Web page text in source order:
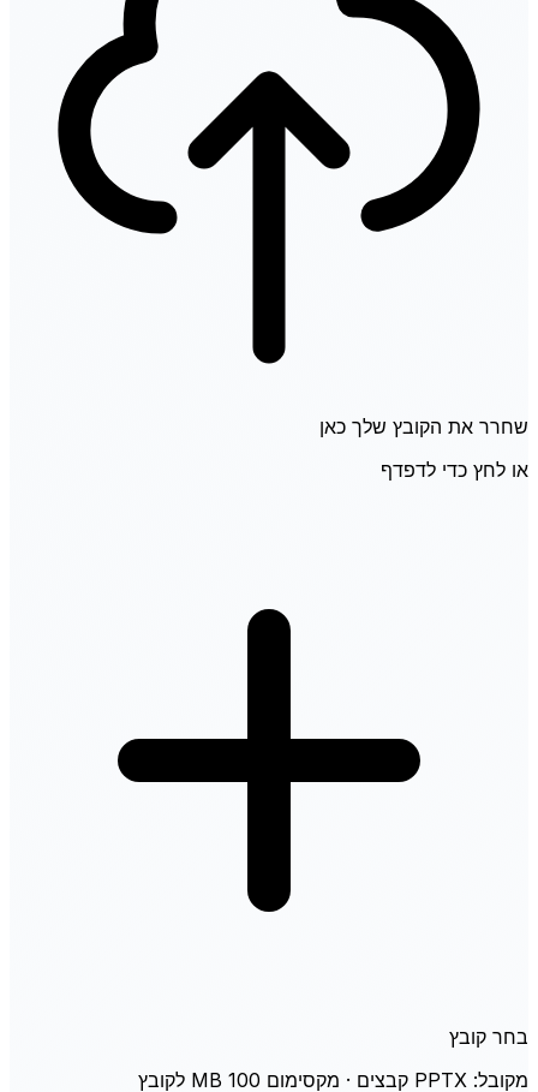
שחרר את הקובץ שלך כאן
או לחץ כדי לדפדף
בחר קובץ
מקובל: PPTX קבצים · מקסימום 100 MB לקובץ